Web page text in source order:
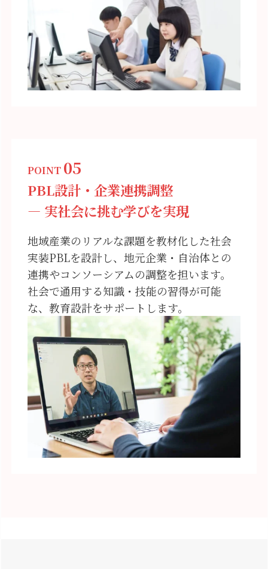
POINT 05
PBL設計・企業連携調整
― 実社会に挑む学びを実現
地域産業のリアルな課題を教材化した社会
実装PBLを設計し、地元企業・自治体との
連携やコンソーシアムの調整を担います。
社会で通用する知識・技能の習得が可能
な、教育設計をサポートします。